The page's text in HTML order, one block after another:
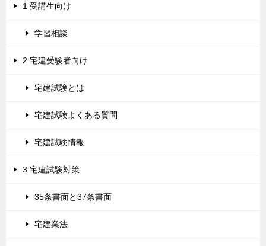
1 受講生向け
学習相談
2 宅建受験者向け
宅建試験とは
宅建試験よくある質問
宅建試験情報
3 宅建試験対策
35条書面と37条書面
宅建業法